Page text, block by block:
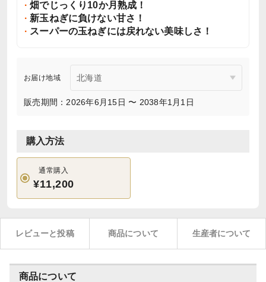
畑でじっくり10か月熟成！
新玉ねぎに負けない甘さ！
スーパーの玉ねぎには戻れない美味しさ！
お届け地域
販売期間：2026年6月15日 〜 2038年1月1日
購入方法
通常購入
¥11,200
レビューと投稿 商品について 生産者について
商品について